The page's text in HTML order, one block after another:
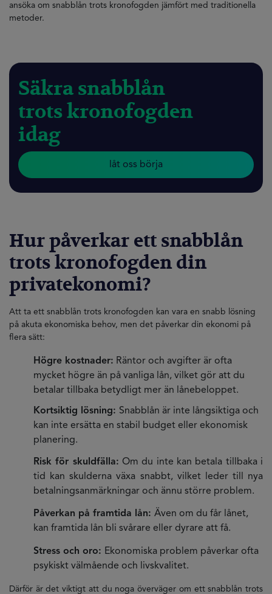
ansöka om snabblån trots kronofogden jämfört med traditionella
metoder.
Säkra snabblån
trots kronofogden
idag
låt oss börja
Hur påverkar ett snabblån
trots kronofogden din
privatekonomi?
Att ta ett snabblån trots kronofogden kan vara en snabb lösning
på akuta ekonomiska behov, men det påverkar din ekonomi på
flera sätt:
Högre kostnader: Räntor och avgifter är ofta
mycket högre än på vanliga lån, vilket gör att du
betalar tillbaka betydligt mer än lånebeloppet.
Kortsiktig lösning: Snabblån är inte långsiktiga och
kan inte ersätta en stabil budget eller ekonomisk
planering.
Risk för skuldfälla: Om du inte kan betala tillbaka i
tid kan skulderna växa snabbt, vilket leder till nya
betalningsanmärkningar och ännu större problem.
Påverkan på framtida lån: Även om du får lånet,
kan framtida lån bli svårare eller dyrare att få.
Stress och oro: Ekonomiska problem påverkar ofta
psykiskt välmående och livskvalitet.
Därför är det viktigt att du noga överväger om ett snabblån trots